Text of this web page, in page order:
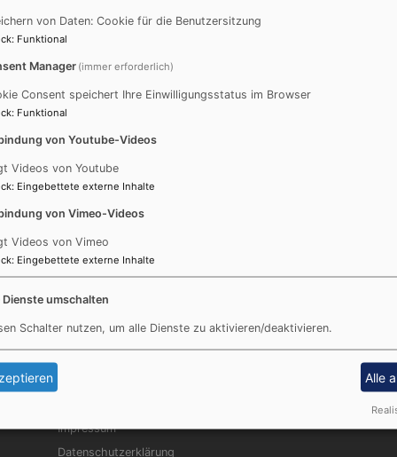
9:00 Uhr-13:00 Uhr im Genezareth-Zentrum
der EJS sind einen Vormittag im Genezareth-Haus
Spaß und Basteln!
findet ihr
Fußbereichsmenü
Impressum
Datenschutzerklärung
von Daten: Cookie für die Benutzersitzung
: Funktional
Manager (immer erforderlich)
Consent speichert Ihre Einwilligungsstatus im Browser
: Funktional
von Youtube-Videos
Videos von Youtube
: Eingebettete externe Inhalte
von Vimeo-Videos
Videos von Vimeo
: Eingebettete externe Inhalte
Dienste umschalten
Schalter nutzen, um alle Dienste zu aktivieren/deaktivieren.
Alle